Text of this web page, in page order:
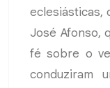
eclesiásticas,
José Afonso,
fé sobre o
conduziram